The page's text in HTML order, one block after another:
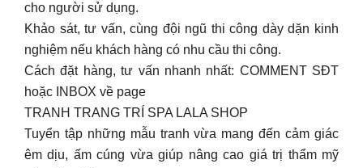
cho người sử dụng.
Khảo sát, tư vấn, cùng đội ngũ thi công dày dặn kinh
nghiệm nếu khách hàng có nhu cầu thi công.
Cách đặt hàng, tư vấn nhanh nhất: COMMENT SĐT
hoặc INBOX về page
TRANH TRANG TRÍ SPA LALA SHOP
Tuyển tập những mẫu tranh vừa mang đến cảm giác
êm dịu, ấm cúng vừa giúp nâng cao giá trị thẩm mỹ